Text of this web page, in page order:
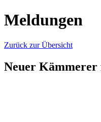
Meldungen
Zurück zur Übersicht
Neuer Kämmerer